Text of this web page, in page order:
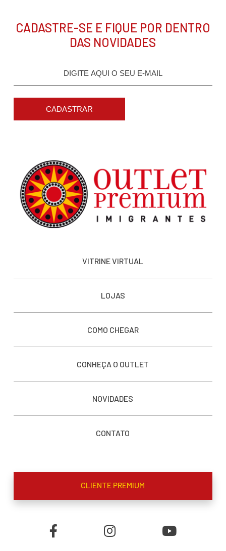
CADASTRE-SE E FIQUE POR DENTRO
DAS NOVIDADES
CADASTRAR
VITRINE VIRTUAL
LOJAS
COMO CHEGAR
CONHEÇA O OUTLET
NOVIDADES
CONTATO
CLIENTE PREMIUM